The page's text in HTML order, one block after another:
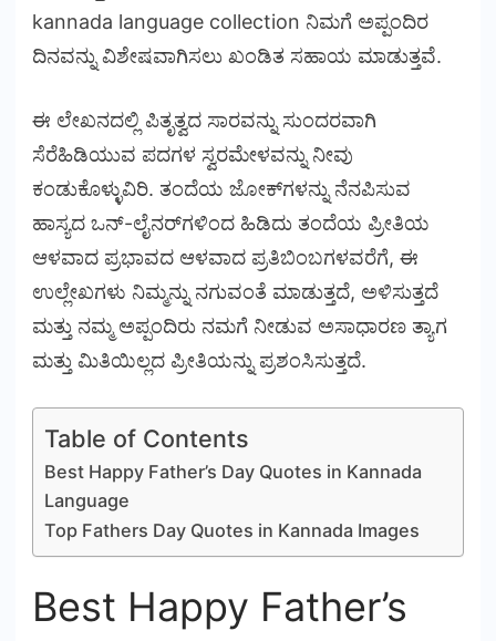
kannada language collection ನಿಮಗೆ ಅಪ್ಪಂದಿರ
ದಿನವನ್ನು ವಿಶೇಷವಾಗಿಸಲು ಖಂಡಿತ ಸಹಾಯ ಮಾಡುತ್ತವೆ.
ಈ ಲೇಖನದಲ್ಲಿ ಪಿತೃತ್ವದ ಸಾರವನ್ನು ಸುಂದರವಾಗಿ
ಸೆರೆಹಿಡಿಯುವ ಪದಗಳ ಸ್ವರಮೇಳವನ್ನು ನೀವು
ಕಂಡುಕೊಳ್ಳುವಿರಿ. ತಂದೆಯ ಜೋಕ್‌ಗಳನ್ನು ನೆನಪಿಸುವ
ಹಾಸ್ಯದ ಒನ್-ಲೈನರ್‌ಗಳಿಂದ ಹಿಡಿದು ತಂದೆಯ ಪ್ರೀತಿಯ
ಆಳವಾದ ಪ್ರಭಾವದ ಆಳವಾದ ಪ್ರತಿಬಿಂಬಗಳವರೆಗೆ, ಈ
ಉಲ್ಲೇಖಗಳು ನಿಮ್ಮನ್ನು ನಗುವಂತೆ ಮಾಡುತ್ತದೆ, ಅಳಿಸುತ್ತದೆ
ಮತ್ತು ನಮ್ಮ ಅಪ್ಪಂದಿರು ನಮಗೆ ನೀಡುವ ಅಸಾಧಾರಣ ತ್ಯಾಗ
ಮತ್ತು ಮಿತಿಯಿಲ್ಲದ ಪ್ರೀತಿಯನ್ನು ಪ್ರಶಂಸಿಸುತ್ತದೆ.
Table of Contents
Best Happy Father’s Day Quotes in Kannada
Language
Top Fathers Day Quotes in Kannada Images
Best Happy Father’s